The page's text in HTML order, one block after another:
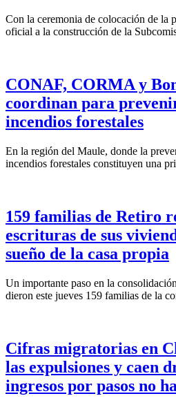
Con la ceremonia de colocación de la
oficial a la construcción de la
CONAF, CORMA y
coordinan para
incendios forestales
En la región del Maule, donde la
incendios forestales constituyen una
159 familias de Retiro
escrituras de sus
sueño de la casa propia
Un importante paso en la
dieron este jueves 159 familias de la
Cifras migratorias en
las expulsiones y caen
ingresos por pasos no